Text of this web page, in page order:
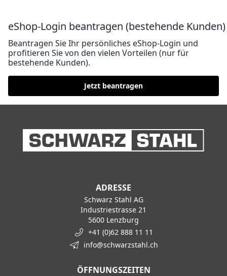
eShop-Login beantragen (bestehende Kunden)
Beantragen Sie Ihr persönliches eShop-Login und
profitieren Sie von den vielen Vorteilen (nur für
bestehende Kunden).
Jetzt beantragen
ADRESSE
Schwarz Stahl AG
Industriestrasse 21
5600 Lenzburg
+41 (0)62 888 11 11
info@schwarzstahl.ch
ÖFFNUNGSZEITEN